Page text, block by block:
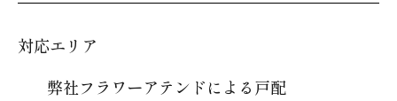
対応エリア
弊社フラワーアテンドによる戸配